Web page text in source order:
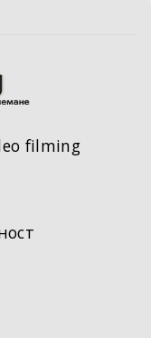
filming